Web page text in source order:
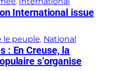
International issue
le peuple, National
: En Creuse, la
s’organise